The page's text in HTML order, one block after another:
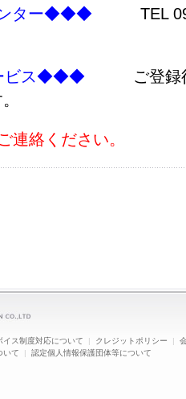
ター◆◆◆ TEL
ビス◆◆◆ ご登録後
連絡ください。
イス制度対応について | クレジットポリシー |
いて | 認定個人情報保護団体等について